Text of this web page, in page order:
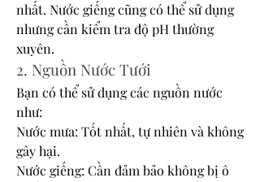
nhất. Nước giếng cũng có thể sử dụng
nhưng cần kiểm tra độ pH thường
xuyên.
2. Nguồn Nước Tưới
Bạn có thể sử dụng các nguồn nước
như:
Nước mưa: Tốt nhất, tự nhiên và không
gây hại.
Nước giếng: Cần đảm bảo không bị ô